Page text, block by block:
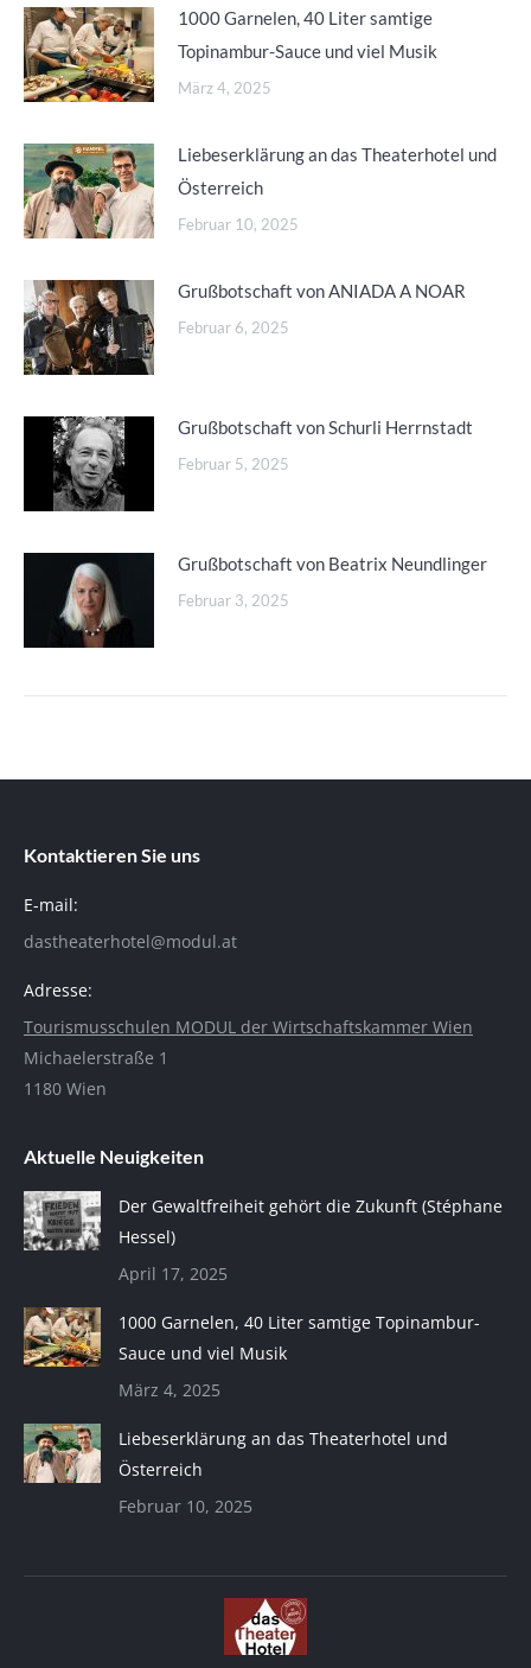
1000 Garnelen, 40 Liter samtige
Topinambur-Sauce und viel Musik
März 4, 2025
Liebeserklärung an das Theaterhotel und
Österreich
Februar 10, 2025
Grußbotschaft von ANIADA A NOAR
Februar 6, 2025
Grußbotschaft von Schurli Herrnstadt
Februar 5, 2025
Grußbotschaft von Beatrix Neundlinger
Februar 3, 2025
Kontaktieren Sie uns
E-mail:
dastheaterhotel@modul.at
Adresse:
Tourismusschulen MODUL der Wirtschaftskammer Wien
Michaelerstraße 1
1180 Wien
Aktuelle Neuigkeiten
Der Gewaltfreiheit gehört die Zukunft (Stéphane
Hessel)
April 17, 2025
1000 Garnelen, 40 Liter samtige Topinambur-
Sauce und viel Musik
März 4, 2025
Liebeserklärung an das Theaterhotel und
Österreich
Februar 10, 2025